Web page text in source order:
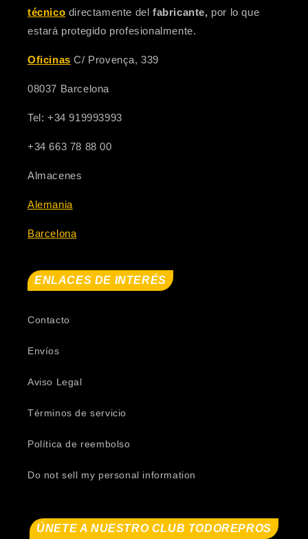
técnico directamente delfabricante, por lo que
estará protegido profesionalmente.
Oficinas C/ Provença, 339
08037 Barcelona
Tel: +34 919993993
+34 663 78 88 00
Almacenes
Alemania
Barcelona
ENLACES DE INTERÉS
Contacto
Envíos
Aviso Legal
Términos de servicio
Política de reembolso
Do not sell my personal information
ÚNETE A NUESTRO CLUB TODOREPROS